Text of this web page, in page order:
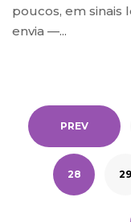
poucos, em sinais
envia —...
PREV
28 29